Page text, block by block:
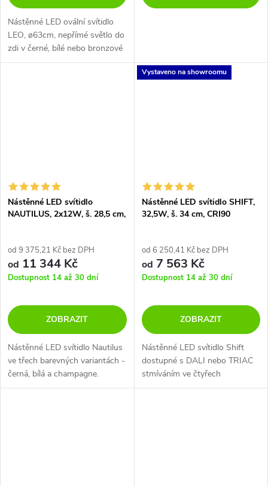
Nástěnné LED ovální svítidlo
LEO, ø63cm, nepřímé světlo do
zdi v černé, bílé nebo bronzové
variantě..
Nástěnné LED svítidlo
NAUTILUS, 2x12W, š. 28,5 cm,
od 9 375,21 Kč bez DPH
od 11 344 Kč
Dostupnost 14 až 30 dní
ZOBRAZIT
Nástěnné LED svítidlo Nautilus
ve třech barevných variantách -
černá, bílá a champagne.
Vystaveno na showroomu
Nástěnné LED svítidlo SHIFT,
32,5W, š. 34 cm, CRI90
od 6 250,41 Kč bez DPH
od 7 563 Kč
Dostupnost 14 až 30 dní
ZOBRAZIT
Nástěnné LED svítidlo Shift
dostupné s DALI nebo TRIAC
stmíváním ve čtyřech
barevných variantách - černá,